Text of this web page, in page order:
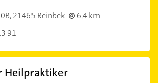
21465 Reinbek
6,4 km
91
Heilpraktiker